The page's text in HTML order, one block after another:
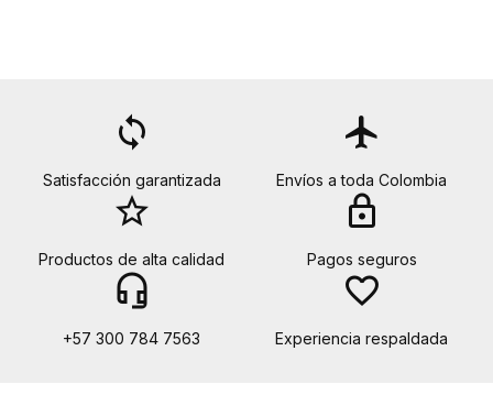
loop
Satisfacción garantizada
flight
Envíos a toda Colombia
star_border
Productos de alta calidad
lock
Pagos seguros
headset_mic
+57 300 784 7563
favorite_border
Experiencia respaldada